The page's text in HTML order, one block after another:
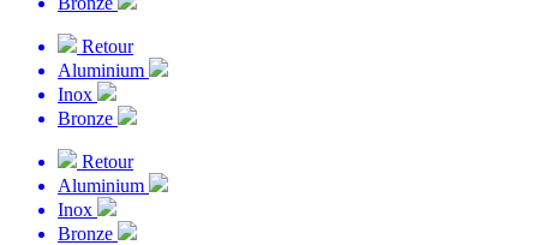
Retour
Aluminium
Inox
Bronze
Retour
Aluminium
Inox
Bronze